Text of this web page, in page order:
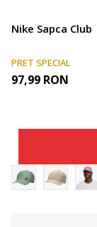
Nike Sapca Club
PRET SPECIAL
97,99 RON